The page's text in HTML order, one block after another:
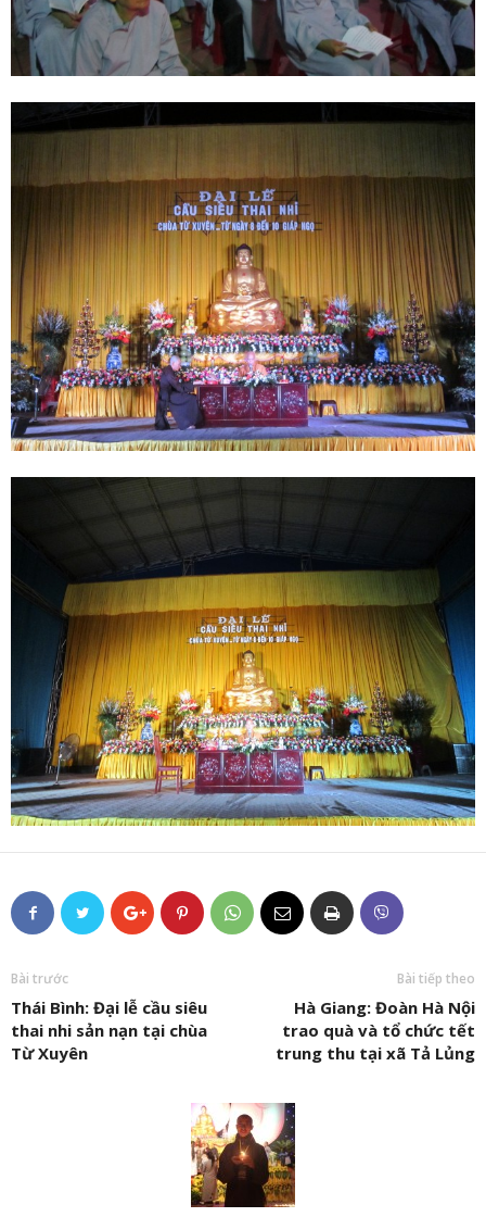
Bài trước
Thái Bình: Đại lễ cầu siêu
thai nhi sản nạn tại chùa
Từ Xuyên
Bài tiếp theo
Hà Giang: Đoàn Hà Nội
trao quà và tổ chức tết
trung thu tại xã Tả Lủng